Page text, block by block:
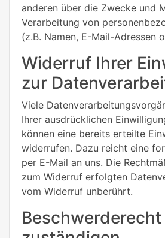
anderen über die Zwecke und
Verarbeitung von
(z.B. Namen, E-Mail-Adressen
Widerruf Ihrer
zur
Viele
Ihrer ausdrücklichen
können eine bereits erteilte
widerrufen. Dazu reicht eine
per E-Mail an uns. Die
zum Widerruf erfolgten
vom Widerruf unberührt.